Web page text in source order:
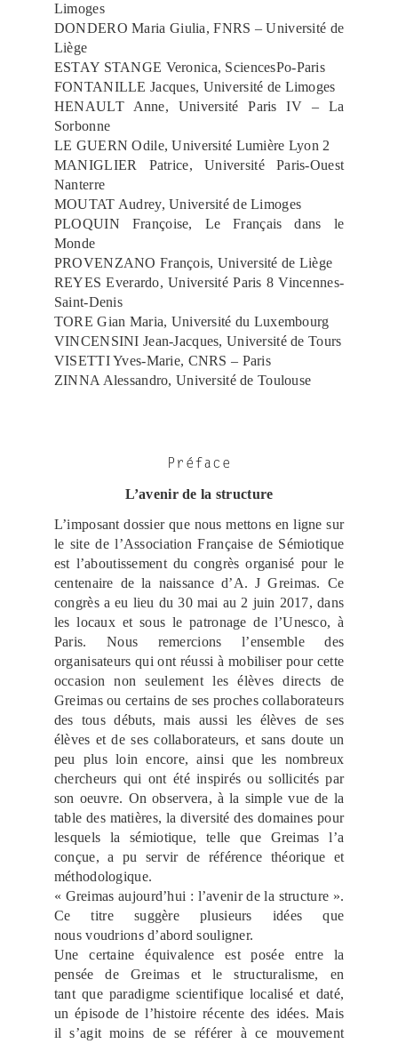
Limoges
DONDERO Maria Giulia, FNRS – Université de
Liège
ESTAY STANGE Veronica, SciencesPo-Paris
FONTANILLE Jacques, Université de Limoges
HENAULT Anne, Université Paris IV – La
Sorbonne
LE GUERN Odile, Université Lumière Lyon 2
MANIGLIER Patrice, Université Paris-Ouest
Nanterre
MOUTAT Audrey, Université de Limoges
PLOQUIN Françoise, Le Français dans le
Monde
PROVENZANO François, Université de Liège
REYES Everardo, Université Paris 8 Vincennes-
Saint-Denis
TORE Gian Maria, Université du Luxembourg
VINCENSINI Jean-Jacques, Université de Tours
VISETTI Yves-Marie, CNRS – Paris
ZINNA Alessandro, Université de Toulouse
Préface
L’avenir de la structure
L’imposant dossier que nous mettons en ligne sur
le site de l’Association Française de Sémiotique
est l’aboutissement du congrès organisé pour le
centenaire de la naissance d’A. J Greimas. Ce
congrès a eu lieu du 30 mai au 2 juin 2017, dans
les locaux et sous le patronage de l’Unesco, à
Paris. Nous remercions l’ensemble des
organisateurs qui ont réussi à mobiliser pour cette
occasion non seulement les élèves directs de
Greimas ou certains de ses proches collaborateurs
des tous débuts, mais aussi les élèves de ses
élèves et de ses collaborateurs, et sans doute un
peu plus loin encore, ainsi que les nombreux
chercheurs qui ont été inspirés ou sollicités par
son oeuvre. On observera, à la simple vue de la
table des matières, la diversité des domaines pour
lesquels la sémiotique, telle que Greimas l’a
conçue, a pu servir de référence théorique et
méthodologique.
« Greimas aujourd’hui : l’avenir de la structure ».
Ce titre suggère plusieurs idées que
nous voudrions d’abord souligner.
Une certaine équivalence est posée entre la
pensée de Greimas et le structuralisme, en
tant que paradigme scientifique localisé et daté,
un épisode de l’histoire récente des idées. Mais
il s’agit moins de se référer à ce mouvement